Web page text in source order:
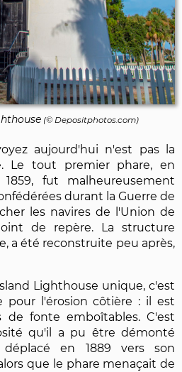
(© Depositphotos.com)
aujourd'hui n'est pas la
Le tout premier phare, en
fut malheureusement
durant la Guerre de
les navires de l'Union de
de repère. La structure
a été reconstruite peu après,
Lighthouse unique, c'est
pour l'érosion côtière : il est
de fonte emboîtables. C'est
qu'il a pu être démonté
en 1889 vers son
que le phare menaçait de